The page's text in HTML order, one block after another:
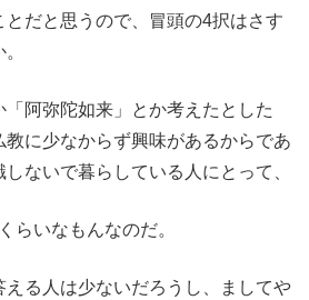
だと思うので、冒頭の4択はさす
阿弥陀如来」とか考えたとした
教に少なからず興味があるからであ
ないで暮らしている人にとって、
らいなもんなのだ。
える人は少ないだろうし、ましてや